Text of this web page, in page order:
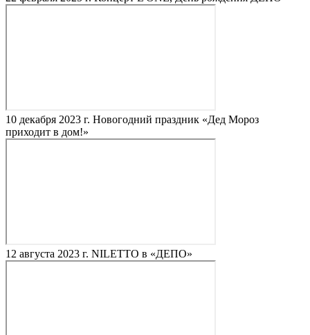
10 декабря 2023 г. Новогодний праздник «Дед Мороз
приходит в дом!»
12 августа 2023 г. NILETTO в «ДЕПО»